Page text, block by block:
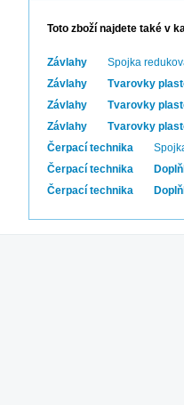
Toto zboží najdete také v
Závlahy
Spojka
Závlahy
Tvarovky
Závlahy
Tvarovky
Závlahy
Tvarovky
Čerpací technika
Čerpací technika
Čerpací technika